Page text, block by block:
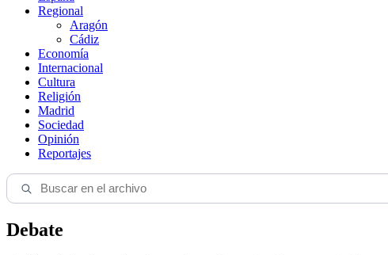
Regional
Aragón
Cádiz
Economía
Internacional
Cultura
Religión
Madrid
Sociedad
Opinión
Reportajes
Debate